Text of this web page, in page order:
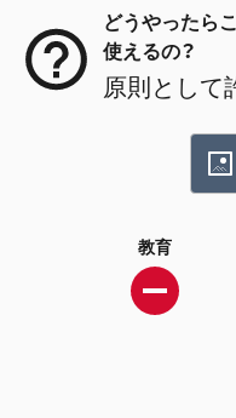
どうやったら
使えるの？
原則として
教育